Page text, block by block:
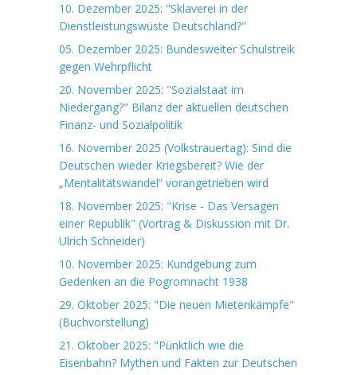
10. Dezember 2025: "Sklaverei in der
Dienstleistungswüste Deutschland?"
05. Dezember 2025: Bundesweiter Schulstreik
gegen Wehrpflicht
20. November 2025: "Sozialstaat im
Niedergang?" Bilanz der aktuellen deutschen
Finanz- und Sozialpolitik
16. November 2025 (Volkstrauertag): Sind die
Deutschen wieder Kriegsbereit? Wie der
„Mentalitätswandel“ vorangetrieben wird
18. November 2025: "Krise - Das Versagen
einer Republik" (Vortrag & Diskussion mit Dr.
Ulrich Schneider)
10. November 2025: Kundgebung zum
Gedenken an die Pogromnacht 1938
29. Oktober 2025: "Die neuen Mietenkämpfe"
(Buchvorstellung)
21. Oktober 2025: "Pünktlich wie die
Eisenbahn? Mythen und Fakten zur Deutschen